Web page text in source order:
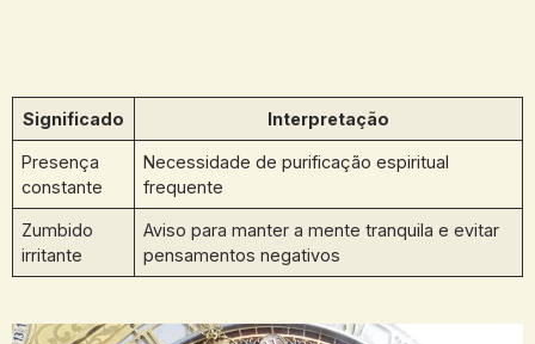
Significado Interpretação
Presença
constante
Necessidade de purificação espiritual
frequente
Zumbido
irritante
Aviso para manter a mente tranquila e evitar
pensamentos negativos